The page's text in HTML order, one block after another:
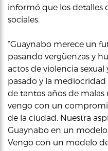
informó que los detalles
sociales.
“Guaynabo merece un
pasando vergüenzas y
actos de violencia
pasado y la
de tantos años de
vengo con un
de la ciudad. Nuestra
Guaynabo en un
Vengo con un modelo